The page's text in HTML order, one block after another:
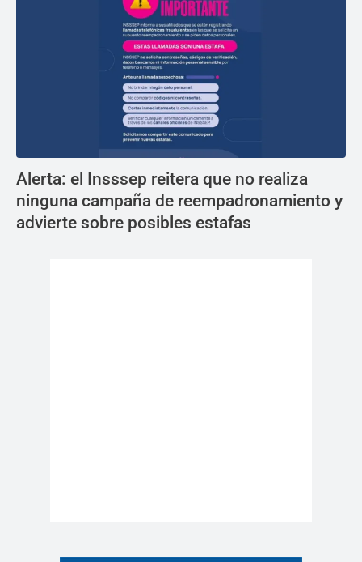
Alerta: el Insssep reitera que no realiza
ninguna campaña de reempadronamiento y
advierte sobre posibles estafas